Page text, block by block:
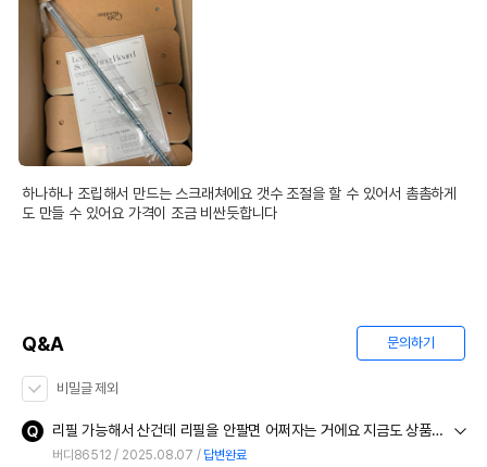
하나하나 조립해서 만드는 스크래쳐에요 갯수 조절을 할 수 있어서 촘촘하게
도 만들 수 있어요 가격이 조금 비싼듯합니다
Q&A 문의하기
비밀글 제외
리필 가능해서 산건데 리필을 안팔면 어쩌자는 거에요 지금도 상품설명은 리필 가능하다고 나와 있잖아요 소비자 기만행위를 대놓고 하시네
버디86512 2025.08.07 답변완료